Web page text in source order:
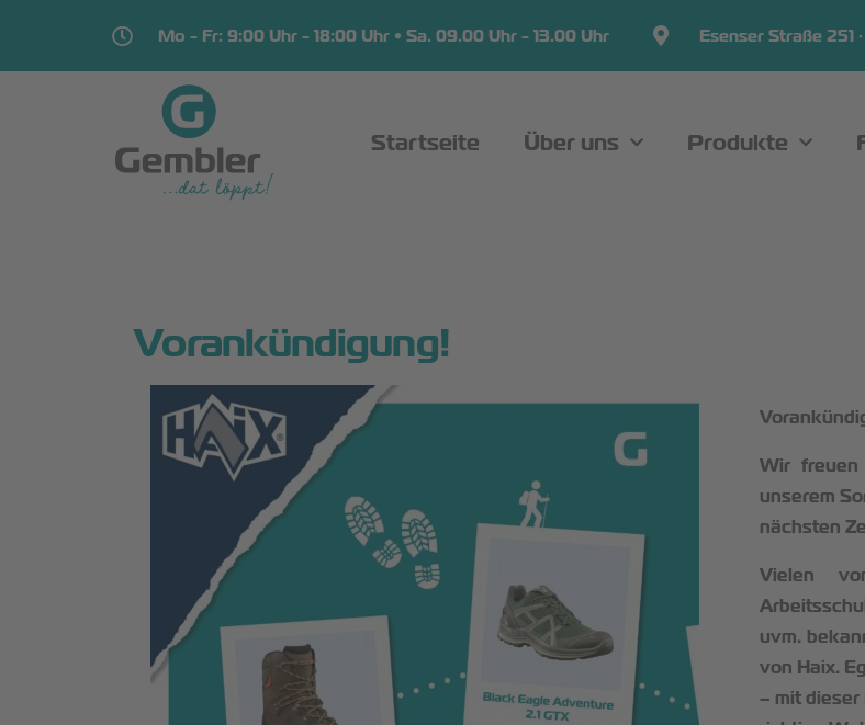
Mo - Fr: 9:00 Uhr - 18:00 Uhr • Sa. 09.00 Uhr - 13.00 Uhr Esenser Straße 251
Startseite Über uns Produkte
Vorankündigung!
Wir freuen
unserem
nächsten
Vielen
uvm.
von Haix.
– mit